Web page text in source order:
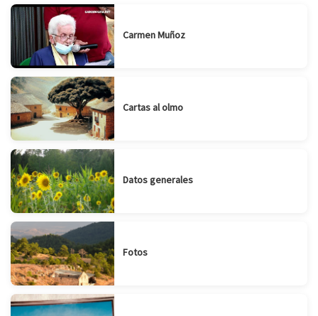
Carmen Muñoz
Cartas al olmo
Datos generales
Fotos